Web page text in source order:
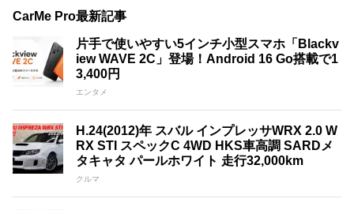
CarMe Pro最新記事
片手で使いやすい5インチ小型スマホ「Blackv
iew WAVE 2C」登場！Android 16 Go搭載で1
3,400円
エンタメ
H.24(2012)年 スバル インプレッサWRX 2.0 W
RX STI スペックC 4WD HKS車高調 SARDメ
タキャタ パールホワイト 走行32,000km
クルマ